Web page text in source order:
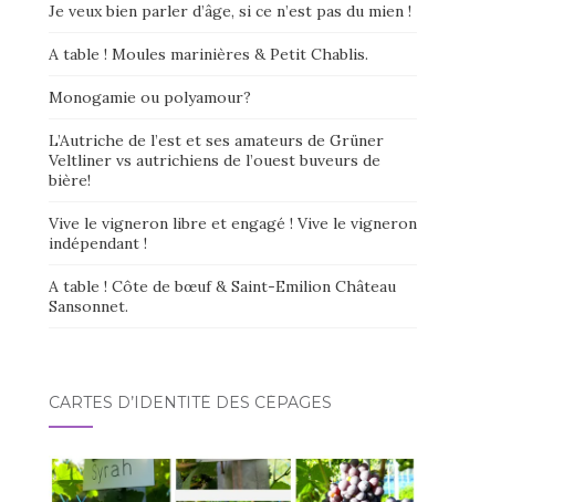
Je veux bien parler d’âge, si ce n’est pas du mien !
A table ! Moules marinières & Petit Chablis.
Monogamie ou polyamour?
L’Autriche de l’est et ses amateurs de Grüner
Veltliner vs autrichiens de l’ouest buveurs de
bière!
Vive le vigneron libre et engagé ! Vive le vigneron
indépendant !
A table ! Côte de bœuf & Saint-Emilion Château
Sansonnet.
CARTES D’IDENTITÉ DES CÉPAGES